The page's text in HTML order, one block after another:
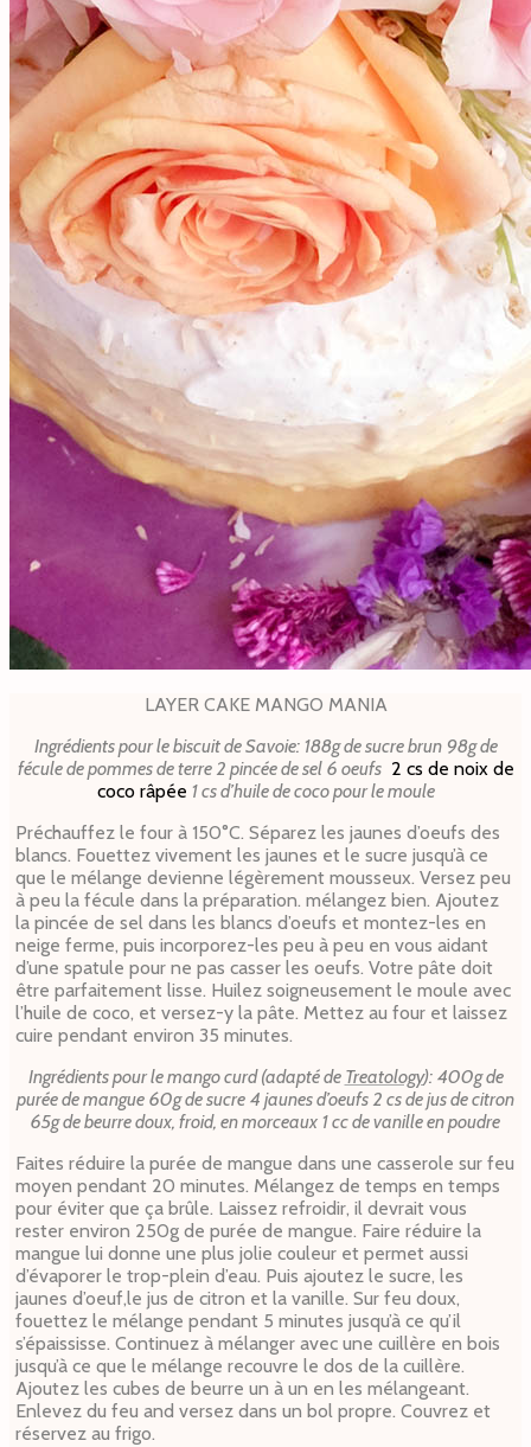
LAYER CAKE MANGO MANIA
Ingrédients pour le biscuit de Savoie: 188g de sucre brun 98g de
fécule de pommes de terre 2 pincée de sel 6 oeufs2 cs de noix de
coco râpée 1 cs d’huile de coco pour le moule
Préchauffez le four à 150°C. Séparez les jaunes d’oeufs des
blancs. Fouettez vivement les jaunes et le sucre jusqu’à ce
que le mélange devienne légèrement mousseux. Versez peu
à peu la fécule dans la préparation. mélangez bien. Ajoutez
la pincée de sel dans les blancs d’oeufs et montez-les en
neige ferme, puis incorporez-les peu à peu en vous aidant
d’une spatule pour ne pas casser les oeufs. Votre pâte doit
être parfaitement lisse. Huilez soigneusement le moule avec
l’huile de coco, et versez-y la pâte. Mettez au four et laissez
cuire pendant environ 35 minutes.
Ingrédients pour le mango curd (adapté de Treatology): 400g de
purée de mangue 60g de sucre 4 jaunes d’oeufs 2 cs de jus de citron
65g de beurre doux, froid, en morceaux 1 cc de vanille en poudre
Faites réduire la purée de mangue dans une casserole sur feu
moyen pendant 20 minutes. Mélangez de temps en temps
pour éviter que ça brûle. Laissez refroidir, il devrait vous
rester environ 250g de purée de mangue. Faire réduire la
mangue lui donne une plus jolie couleur et permet aussi
d’évaporer le trop-plein d’eau. Puis ajoutez le sucre, les
jaunes d’oeuf,le jus de citron et la vanille. Sur feu doux,
fouettez le mélange pendant 5 minutes jusqu’à ce qu’il
s’épaississe. Continuez à mélanger avec une cuillère en bois
jusqu’à ce que le mélange recouvre le dos de la cuillère.
Ajoutez les cubes de beurre un à un en les mélangeant.
Enlevez du feu and versez dans un bol propre. Couvrez et
réservez au frigo.